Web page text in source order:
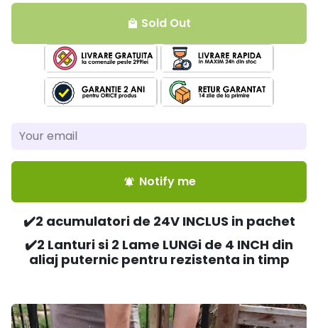
local_mall Sold Out
notifications_active Notify me
✔️2 acumulatori de 24V INCLUS in pachet
✔️2 Lanturi si 2 Lame LUNGi de 4 INCH din
aliaj puternic pentru rezistenta in timp